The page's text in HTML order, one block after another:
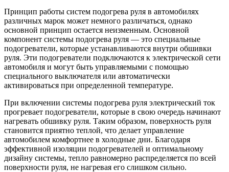
Принцип работы систем подогрева руля в автомобилях
различных марок может немного различаться, однако
основной принцип остается неизменным. Основной
компонент системы подогрева руля — это специальные
подогреватели, которые устанавливаются внутри обшивки
руля. Эти подогреватели подключаются к электрической сети
автомобиля и могут быть управляемыми с помощью
специального выключателя или автоматически
активироваться при определенной температуре.
При включении системы подогрева руля электрический ток
прогревает подогреватели, которые в свою очередь начинают
нагревать обшивку руля. Таким образом, поверхность руля
становится приятно теплой, что делает управление
автомобилем комфортнее в холодные дни. Благодаря
эффективной изоляции подогревателей и оптимальному
дизайну системы, тепло равномерно распределяется по всей
поверхности руля, не нагревая его слишком сильно.